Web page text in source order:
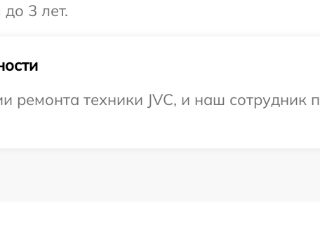
3 лет.
техники JVC, и наш сотрудник